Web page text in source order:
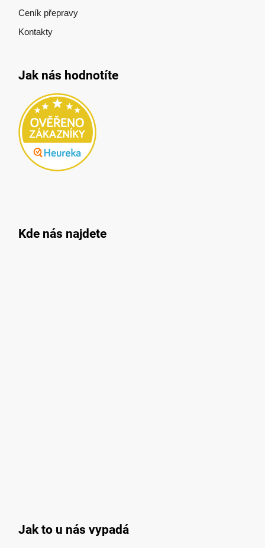
Ceník přepravy
Kontakty
Jak nás hodnotíte
Kde nás najdete
Jak to u nás vypadá